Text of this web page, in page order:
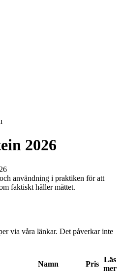
2026
användning i praktiken för att
faktiskt håller måttet.
via våra länkar. Det påverkar inte
Namn Pris
Läs
mer